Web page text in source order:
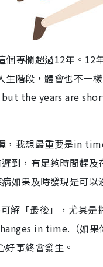
個專欄超過12年。
生階段，體會也不一
the years are
，我想最重要是in
到，有足夠時間趕
如果及時發現是可以
解「最後」，尤其
in time.（如果
好事終會發生。